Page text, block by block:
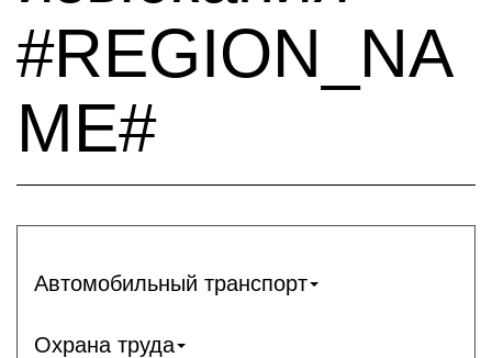
#REGION_NA
ME#
Автомобильный транспорт
Охрана труда